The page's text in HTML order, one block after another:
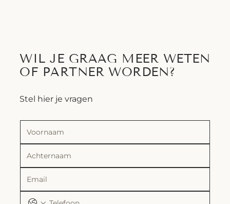
WIL JE GRAAG MEER WETEN
OF PARTNER WORDEN?
Stel hier je vragen